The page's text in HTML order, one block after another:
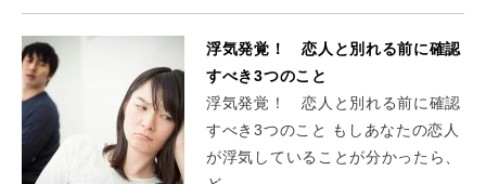
浮気発覚！ 恋人と別れる前に確認
すべき3つのこと
浮気発覚！ 恋人と別れる前に確認
すべき3つのこと もしあなたの恋人
が浮気していることが分かったら、